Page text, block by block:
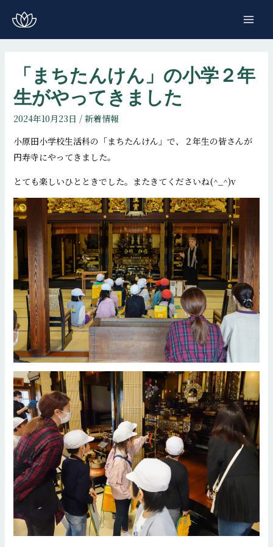
テ
「まちたんけん」の小学２年
生がやってきました
2024年10月23日 / 新着情報
小原田小学校生活科の「まちたんけん」で、２年生の皆さんが
円寿寺にやってきました。
とても楽しいひとときでした。またきてくださいね(^_^)v